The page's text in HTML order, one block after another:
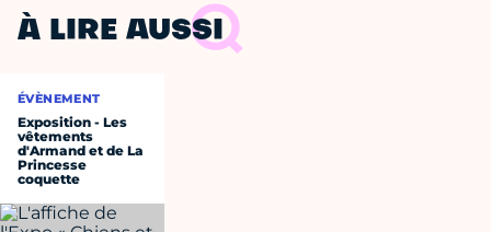
À LIRE AUSSI
ÉVÈNEMENT
Exposition - Les
vêtements
d'Armand et de La
Princesse
coquette